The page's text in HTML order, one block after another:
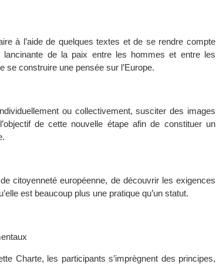
à l’aide de quelques textes et de se rendre compte
de la paix entre les hommes et entre les
se construire une pensée sur l’Europe.
ou collectivement, susciter des images
de cette nouvelle étape afin de constituer un
citoyenneté européenne, de découvrir les exigences
est beaucoup plus une pratique qu’un statut.
Charte, les participants s’imprègnent des principes,